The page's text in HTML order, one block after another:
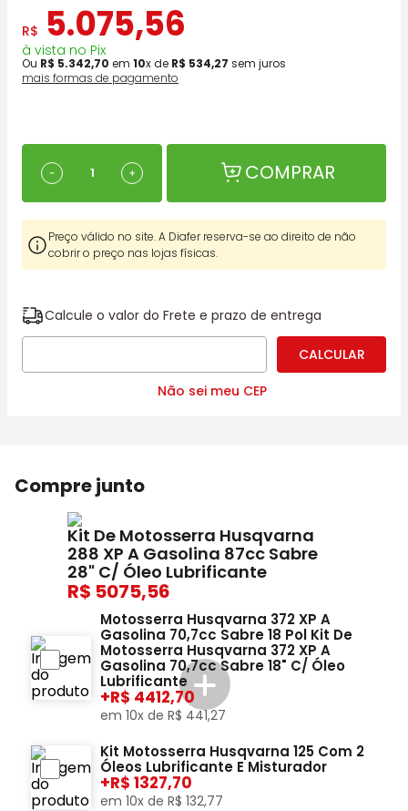
R$ 5.075,56
à vista no Pix
Ou R$ 5.342,70 em 10x de R$ 534,27 sem juros
mais formas de pagamento
＋
－ COMPRAR
Preço válido no site. A Diafer reserva-se ao direito de não
cobrir o preço nas lojas físicas.
Calcule o valor do Frete e prazo de entrega
Não sei meu CEP
Compre junto
Kit De Motosserra Husqvarna
288 XP A Gasolina 87cc Sabre
28" C/ Óleo Lubrificante
5075,56
Motosserra Husqvarna 372 XP A
Gasolina 70,7cc Sabre 18 Pol Kit De
Motosserra Husqvarna 372 XP A
Gasolina 70,7cc Sabre 18" C/ Óleo
Lubrificante
+ 4412,70
em 10x de R$ 441,27
Kit Motosserra Husqvarna 125 Com 2
Óleos Lubrificante E Misturador
+ 1327,70
em 10x de R$ 132,77